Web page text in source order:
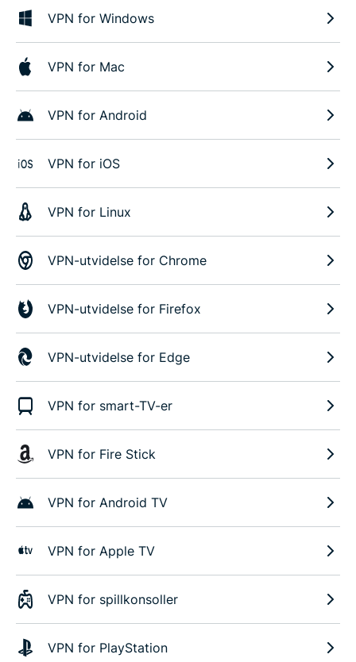
VPN for Windows
VPN for Mac
VPN for Android
VPN for iOS
VPN for Linux
VPN-utvidelse for Chrome
VPN-utvidelse for Firefox
VPN-utvidelse for Edge
VPN for smart-TV-er
VPN for Fire Stick
VPN for Android TV
VPN for Apple TV
VPN for spillkonsoller
VPN for PlayStation